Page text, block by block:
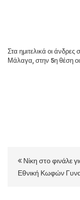
Στα ημιτελικά οι άνδρες
Μάλαγα, στην 5η θέση
Νίκη στο φινάλε
Εθνική Κωφών